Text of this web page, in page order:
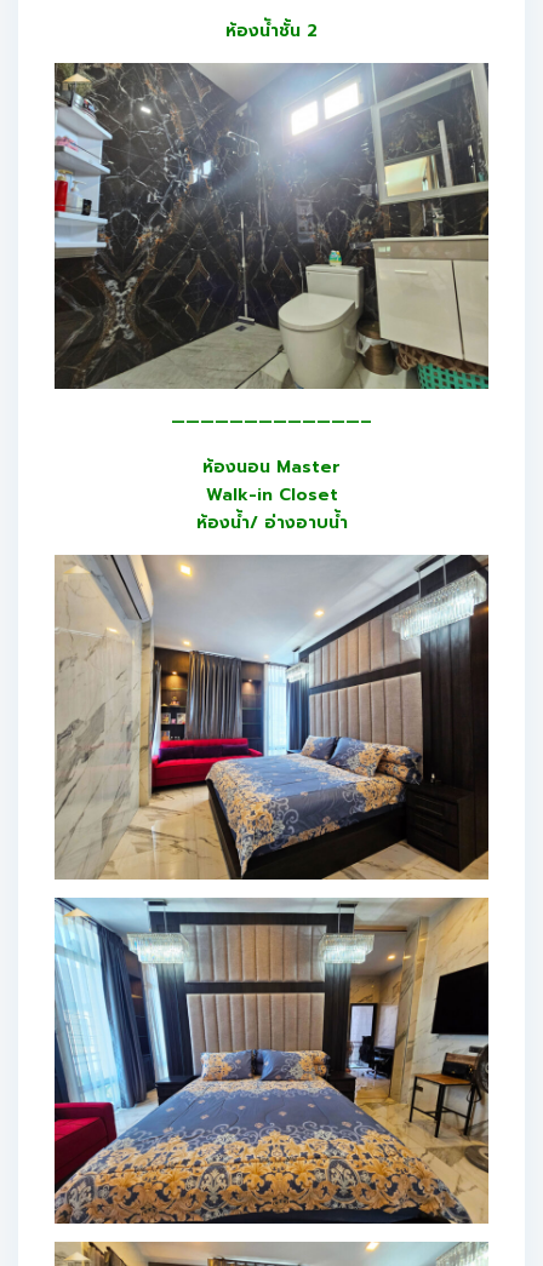
ห้องนัำชั้น 2
—————————————–
ห้องนอน Master
Walk-in Closet
ห้องน้ำ/ อ่างอาบน้ำ